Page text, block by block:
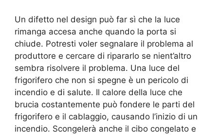
Un difetto nel design può far sì che la luce
rimanga accesa anche quando la porta si
chiude. Potresti voler segnalare il problema al
produttore e cercare di ripararlo se nient’altro
sembra risolvere il problema. Una luce del
frigorifero che non si spegne è un pericolo di
incendio e di salute. Il calore della luce che
brucia costantemente può fondere le parti del
frigorifero e il cablaggio, causando l’inizio di un
incendio. Scongelerà anche il cibo congelato e